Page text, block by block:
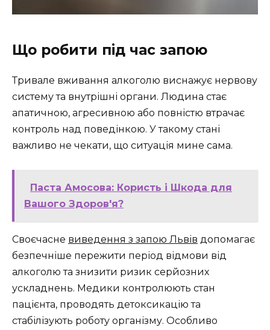
Що робити під час запою
Тривале вживання алкоголю виснажує нервову
систему та внутрішні органи. Людина стає
апатичною, агресивною або повністю втрачає
контроль над поведінкою. У такому стані
важливо не чекати, що ситуація мине сама.
Паста Амосова: Користь і Шкода для
Вашого Здоров'я?
Своєчасне виведення з запою Львів допомагає
безпечніше пережити період відмови від
алкоголю та знизити ризик серйозних
ускладнень. Медики контролюють стан
пацієнта, проводять детоксикацію та
стабілізують роботу організму. Особливо